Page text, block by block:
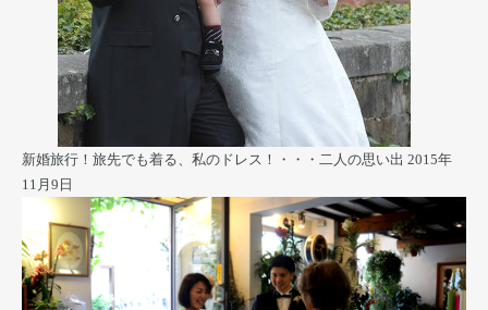
新婚旅行！旅先でも着る、私のドレス！・・・二人の思い出 2015年
11月9日